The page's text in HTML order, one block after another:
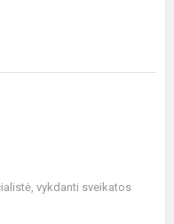
vykdanti sveikatos